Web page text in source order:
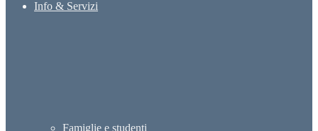
Info & Servizi
Famiglie e studenti